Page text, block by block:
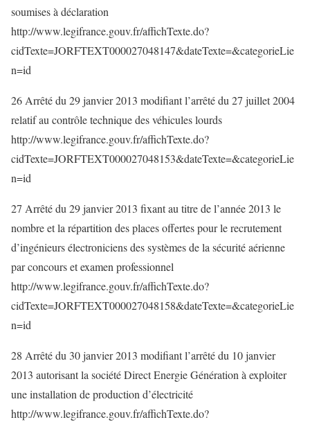
soumises à déclaration
http://www.legifrance.gouv.fr/affichTexte.do?
cidTexte=JORFTEXT000027048147&dateTexte=&categorieLie
n=id
26 Arrêté du 29 janvier 2013 modifiant l’arrêté du 27 juillet 2004
relatif au contrôle technique des véhicules lourds
http://www.legifrance.gouv.fr/affichTexte.do?
cidTexte=JORFTEXT000027048153&dateTexte=&categorieLie
n=id
27 Arrêté du 29 janvier 2013 fixant au titre de l’année 2013 le
nombre et la répartition des places offertes pour le recrutement
d’ingénieurs électroniciens des systèmes de la sécurité aérienne
par concours et examen professionnel
http://www.legifrance.gouv.fr/affichTexte.do?
cidTexte=JORFTEXT000027048158&dateTexte=&categorieLie
n=id
28 Arrêté du 30 janvier 2013 modifiant l’arrêté du 10 janvier
2013 autorisant la société Direct Energie Génération à exploiter
une installation de production d’électricité
http://www.legifrance.gouv.fr/affichTexte.do?